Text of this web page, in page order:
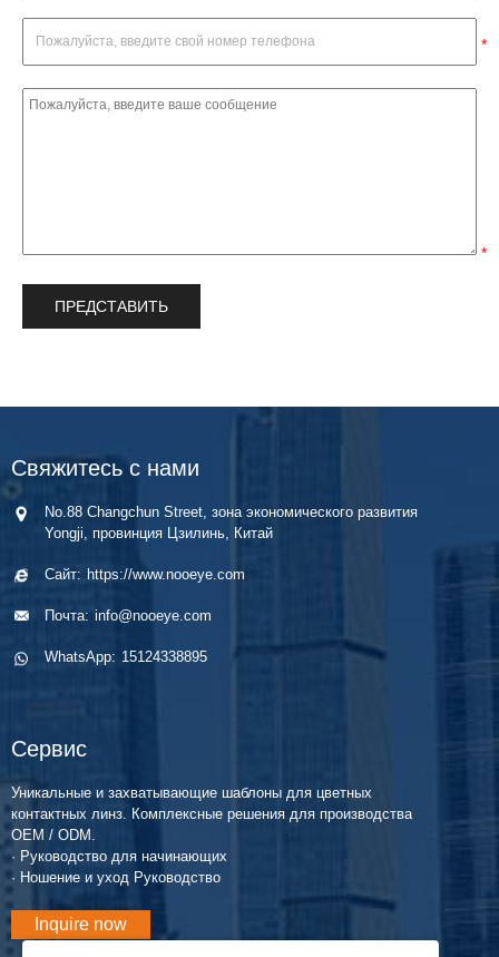
*
*
Свяжитесь с нами
No.88 Changchun Street, зона экономического развития
Yongji, провинция Цзилинь, Китай
Сайт: https://www.nooeye.com
Почта: info@nooeye.com
WhatsApp: 15124338895
Сервис
Уникальные и захватывающие шаблоны для цветных
контактных линз. Комплексные решения для производства
OEM / ODM.
· Руководство для начинающих
· Ношение и уход Руководство
Inquire now